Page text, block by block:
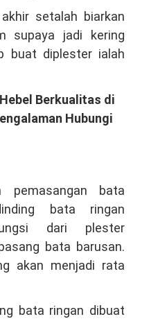
setalah biarkan
supaya jadi kering
buat diplester ialah
Berkualitas di
Hubungi
pemasangan bata
bata ringan
dari plester
bata barusan.
akan menjadi rata
bata ringan dibuat